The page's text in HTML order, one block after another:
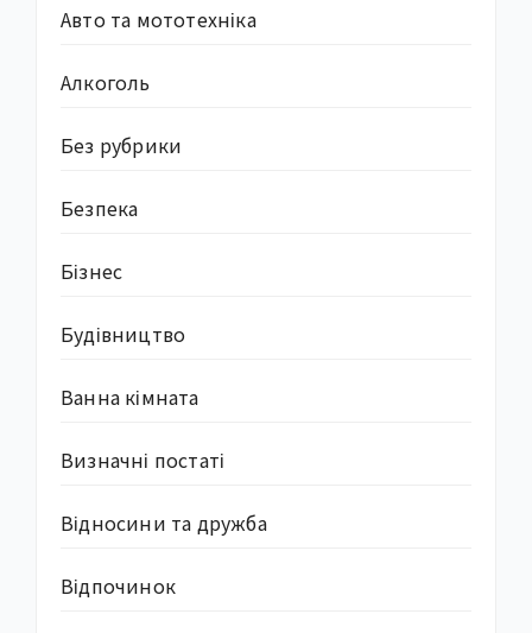
Авто та мототехніка
Алкоголь
Без рубрики
Безпека
Бізнес
Будівництво
Ванна кімната
Визначні постаті
Відносини та дружба
Відпочинок